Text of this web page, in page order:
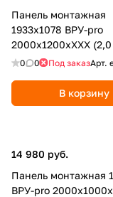
Панель монтажная
1933х1078 ВРУ-pro
2000х1200хХХХ
0 0 Под заказАрт.
В корзину
14 980 руб.
Панель монтажная
ВРУ-pro